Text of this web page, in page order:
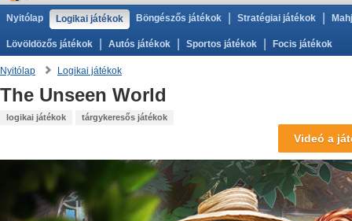
Nyitólap Logikai játékok Böngészős játékok Stratégiai játékok
Lövöldözős játékok Autós játékok Sportos játékok Focis játékok
Nyitólap Logikai játékok
The Unseen World
logikai játékok tárgykeresős játékok
Videó a